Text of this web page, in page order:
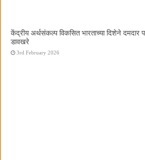
केंद्रीय अर्थसंकल्प विकसित भारताच्या दिशेने
डावखरे
3rd February 2026